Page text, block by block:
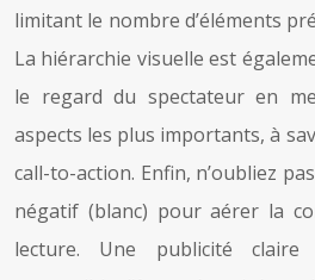
limitant le nombre d’éléments
La hiérarchie visuelle est
le regard du spectateur en
aspects les plus importants, à
call-to-action. Enfin, n’oubliez
négatif (blanc) pour aérer la
lecture. Une publicité